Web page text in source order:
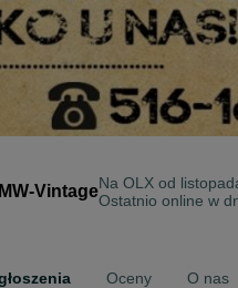
MW-VintageNa OLX od
Ostatnio online w
Oceny O nas